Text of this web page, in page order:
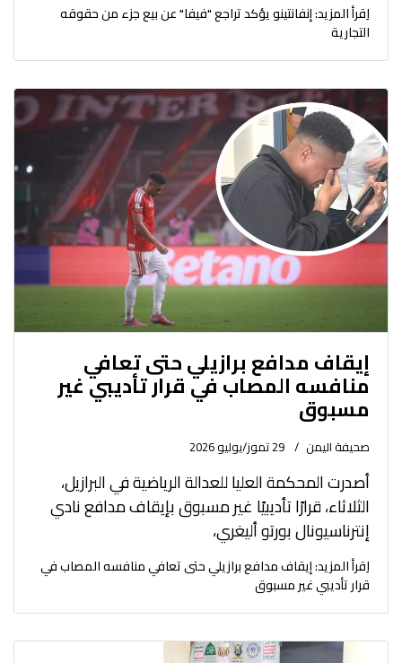
اِقرأ المزيد: إنفانتينو يؤكد تراجع "فيفا" عن بيع جزء من حقوقه
التجارية
إيقاف مدافع برازيلي حتى تعافي
منافسه المصاب في قرار تأديبي غير
مسبوق
صحيفة اليمن 29 تموز/يوليو 2026
أصدرت المحكمة العليا للعدالة الرياضية في البرازيل،
الثلاثاء، قرارًا تأديبيًا غير مسبوق بإيقاف مدافع نادي
إنترناسيونال بورتو أليغري،
اِقرأ المزيد: إيقاف مدافع برازيلي حتى تعافي منافسه المصاب في
قرار تأديبي غير مسبوق